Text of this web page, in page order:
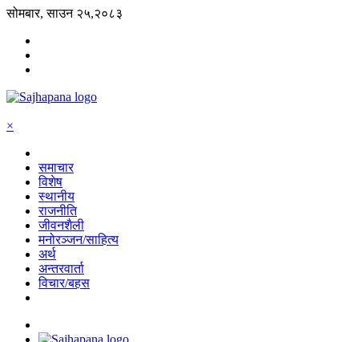
सोमबार, साउन २५,२०८३
×
समाचार
विशेष
स्थानीय
राजनीति
जीवनशैली
मनोरञ्जन/साहित्य
अर्थ
अन्तरवार्ता
विचार/बहस